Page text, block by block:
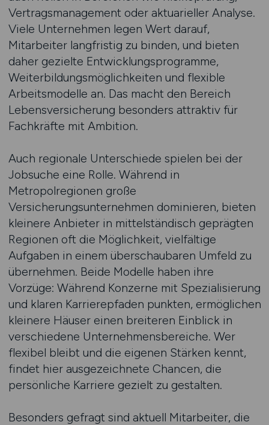
Vertragsmanagement oder aktuarieller Analyse.
Viele Unternehmen legen Wert darauf,
Mitarbeiter langfristig zu binden, und bieten
daher gezielte Entwicklungsprogramme,
Weiterbildungsmöglichkeiten und flexible
Arbeitsmodelle an. Das macht den Bereich
Lebensversicherung besonders attraktiv für
Fachkräfte mit Ambition.
Auch regionale Unterschiede spielen bei der
Jobsuche eine Rolle. Während in
Metropolregionen große
Versicherungsunternehmen dominieren, bieten
kleinere Anbieter in mittelständisch geprägten
Regionen oft die Möglichkeit, vielfältige
Aufgaben in einem überschaubaren Umfeld zu
übernehmen. Beide Modelle haben ihre
Vorzüge: Während Konzerne mit Spezialisierung
und klaren Karrierepfaden punkten, ermöglichen
kleinere Häuser einen breiteren Einblick in
verschiedene Unternehmensbereiche. Wer
flexibel bleibt und die eigenen Stärken kennt,
findet hier ausgezeichnete Chancen, die
persönliche Karriere gezielt zu gestalten.
Besonders gefragt sind aktuell Mitarbeiter, die